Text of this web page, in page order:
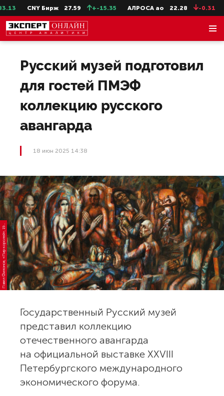
CNY Бирж 27.59 +-15.35 АЛРОСА ао 22.28 -0.31
Русский музей подготовил
для гостей ПМЭФ
коллекцию русского
авангарда
18 июн 2025 14:38
П
а
в
е
л
Ф
и
л
о
н
о
в,
«
П
и
р
к
о
р
о
л
е
й
»,
1
9
1
3
г.
Государственный Русский музей
представил коллекцию
отечественного авангарда
на официальной выставке XXVIII
Петербургского международного
экономического форума.